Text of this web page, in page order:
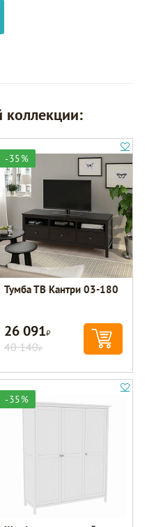
коллекции:
-35%
Тумба ТВ Кантри 03-180
26 091Р
40 140Р
-35%